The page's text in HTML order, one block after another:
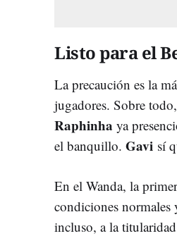
Listo para el
La precaución es la
jugadores. Sobre
Raphinha ya
el banquillo. Gavi sí
En el Wanda, la
condiciones normales
incluso, a la